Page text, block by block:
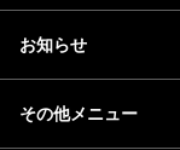
お知らせ
その他メニュー